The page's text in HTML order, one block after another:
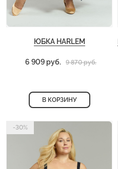
ЮБКА HARLEM
6 909 руб. 9 870 руб.
В КОРЗИНУ
-30%